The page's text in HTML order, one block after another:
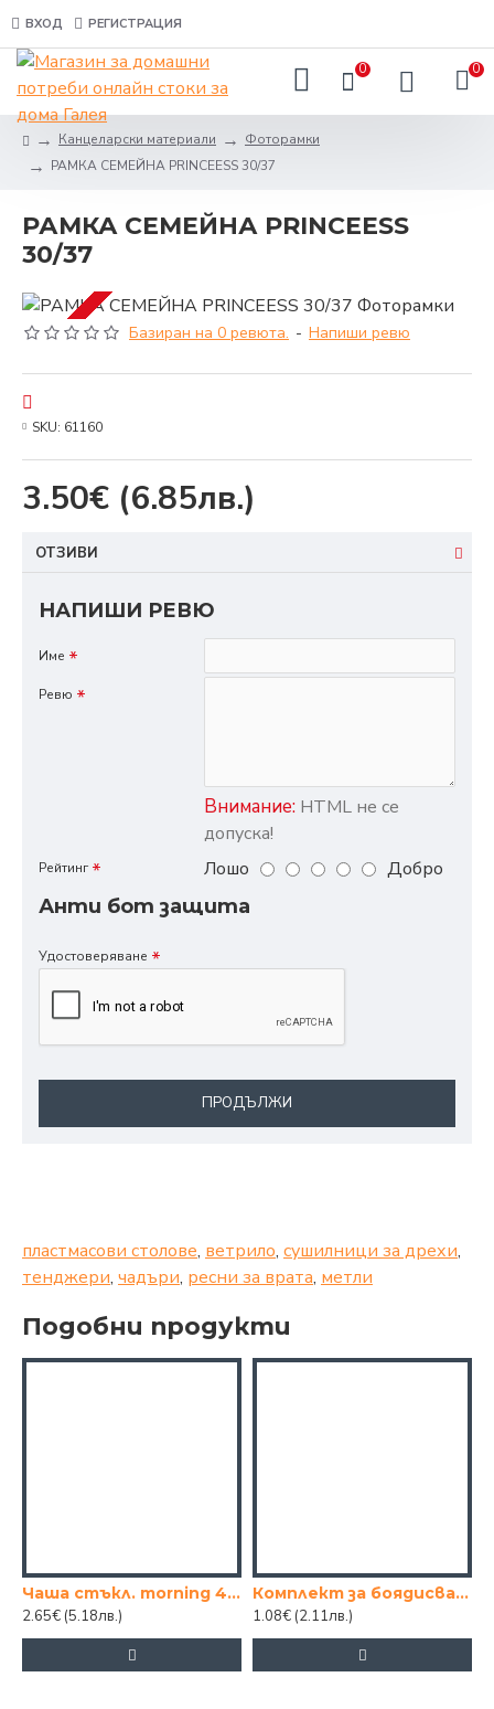
ВХОД РЕГИСТРАЦИЯ
0 0
Канцеларски материали
Фоторамки
РАМКА СЕМЕЙНА PRINCEESS 30/37
РАМКА СЕМЕЙНА PRINCEESS
30/37
Базиран на 0 ревюта. - Напиши ревю
3.50€ (6.85лв.)
SKU: 61160
ОТЗИВИ
НАПИШИ РЕВЮ
Име
Ревю
Внимание: HTML не се
допуска!
Рейтинг Лошо
Добро
Анти бот защита
Удостоверяване
ПРОДЪЛЖИ
пластмасови столове, ветрило, сушилници за дрехи,
тенджери, чадъри, ресни за врата, метли
Подобни продукти
Чаша стъкл. morning 400ml
2.65€ (5.18лв.)
Комплект за боядисване – валяк + 3 броя ролки
1.08€ (2.11лв.)